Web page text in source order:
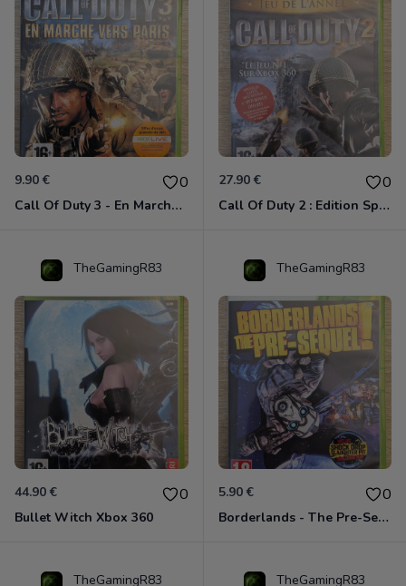
9.90 € 0
Call Of Duty 3 - En Marche Vers Paris Xbox 360
27.90 € 0
Call Of Duty 2 : Edition Spéciale Xbox 360 GOTY
TheGamingR83
44.90 € 0
Bullet Witch Xbox 360
TheGamingR83
5.90 € 0
Borderlands - The Pre-Sequel ! Xbox 360
TheGamingR83 TheGamingR83